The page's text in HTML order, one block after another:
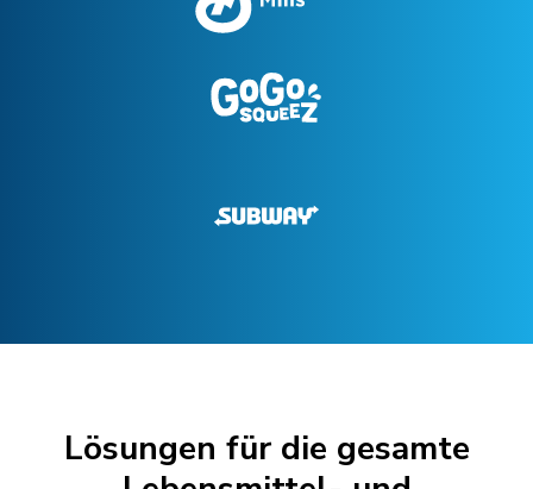
Lösungen für die gesamte